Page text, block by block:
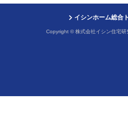
イシンホーム総合
Copyright © 株式会社イシン住宅研